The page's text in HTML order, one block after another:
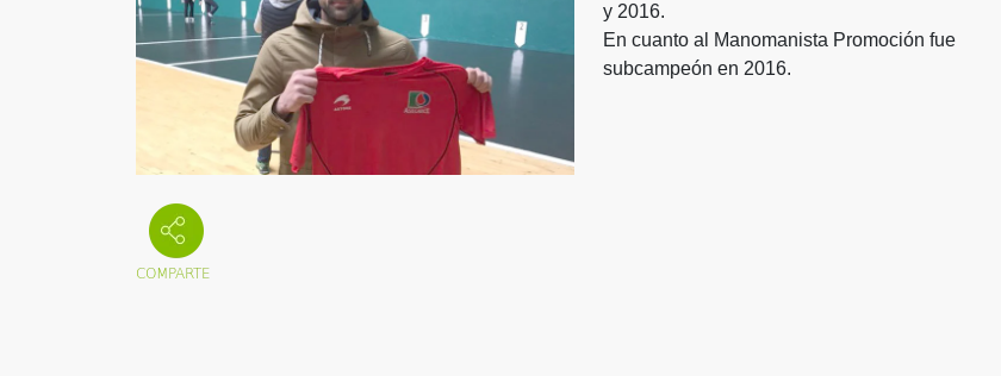
y 2016.
En cuanto al Manomanista Promoción fue
subcampeón en 2016.